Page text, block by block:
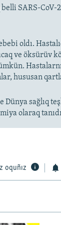
SARS-
oldı.
ve öksürüv
hususan
Dünya sağlıq
olaraq
oquñız